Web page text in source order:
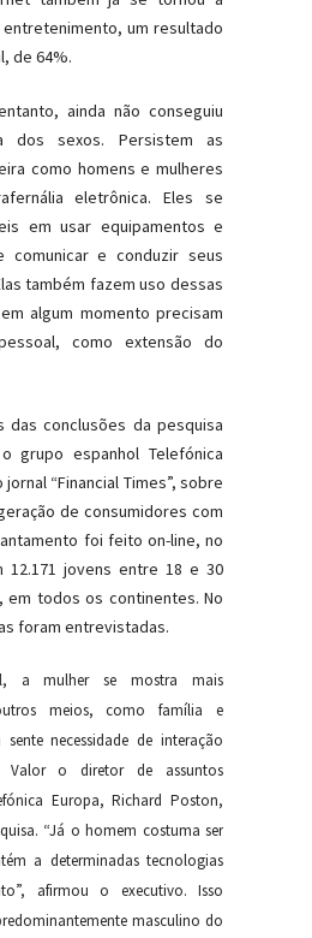
um resultado
de 64%.
ainda não conseguiu
dos sexos. Persistem as
como homens e mulheres
eletrônica. Eles se
em usar equipamentos e
comunicar e conduzir seus
também fazem uso dessas
algum momento precisam
como extensão do
das conclusões da pesquisa
grupo espanhol Telefónica
“Financial Times”, sobre
de consumidores com
foi feito on-line, no
12.171 jovens entre 18 e 30
em todos os continentes. No
foram entrevistadas.
a mulher se mostra mais
meios, como família e
necessidade de interação
Valor o diretor de assuntos
Europa, Richard Poston,
“Já o homem costuma ser
a determinadas tecnologias
afirmou o executivo. Isso
masculino do